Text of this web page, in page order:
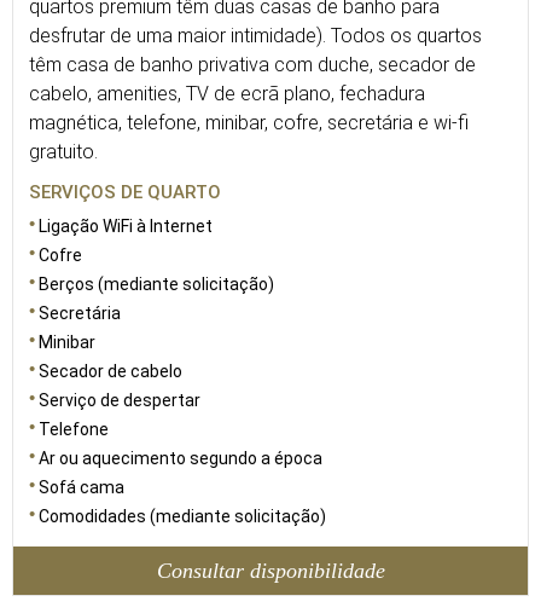
quartos premium têm duas casas de banho para
desfrutar de uma maior intimidade). Todos os quartos
têm casa de banho privativa com duche, secador de
cabelo, amenities, TV de ecrã plano, fechadura
magnética, telefone, minibar, cofre, secretária e wi-fi
gratuito.
SERVIÇOS DE QUARTO
Ligação WiFi à Internet
Cofre
Berços (mediante solicitação)
Secretária
Minibar
Secador de cabelo
Serviço de despertar
Telefone
Ar ou aquecimento segundo a época
Sofá cama
Comodidades (mediante solicitação)
Consultar disponibilidade